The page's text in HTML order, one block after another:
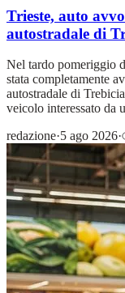
Trieste, auto
autostradale di
Nel tardo pomeriggio
stata completamente
autostradale di
veicolo interessato da
redazione·5 ago 2026·